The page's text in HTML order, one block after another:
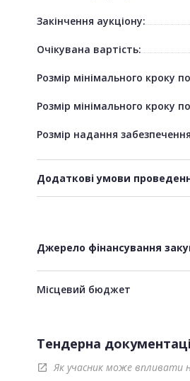
Закінчення аукціону:
Очікувана вартість:
Розмір мінімального кроку
Розмір мінімального кроку
Розмір надання
Додаткові умови
Джерело фінансування
Місцевий бюджет
Тендерна
open_in_new Як учасник може впливати